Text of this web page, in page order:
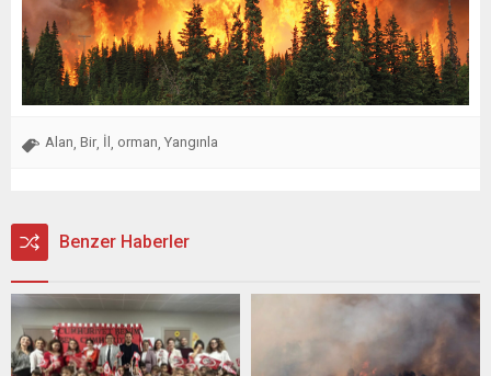
Alan, Bir, İl , orman, Yangınla
Benzer Haberler